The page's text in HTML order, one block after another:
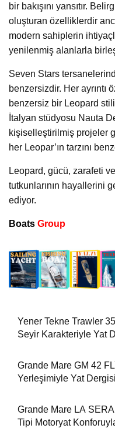
bir bakışını yansıtır.
oluşturan özelliklerdir
modern sahiplerin
yenilenmiş alanlarla
Seven Stars
benzersizdir. Her
benzersiz bir Leopard
İtalyan stüdyosu Nauta
kişiselleştirilmiş projeler
her Leopar’ın tarzını
Leopard, gücü, zarafeti
tutkunlarının hayallerini
ediyor.
Boats Group
Yener Tekne Trawler
Seyir Karakteriyle Yat
Grande Mare GM 42
Yerleşimiyle Yat
Grande Mare LA
Tipi Motoryat